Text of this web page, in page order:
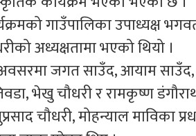
गाउँपालिका उपाध्यक्ष
अध्यक्षतामा भएको थियो ।
जगत साउँद, आयाम
भेखु चौधरी र रामकृष्ण
चौधरी, मोहन्याल माविका